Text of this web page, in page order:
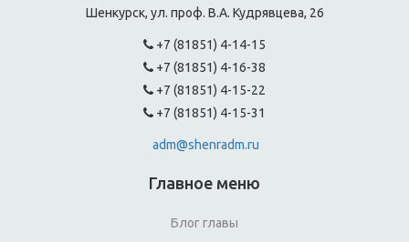
Шенкурск, ул. проф. В.А. Кудрявцева, 26
+7 (81851) 4-14-15
+7 (81851) 4-16-38
+7 (81851) 4-15-22
+7 (81851) 4-15-31
adm@shenradm.ru
Главное меню
Блог главы